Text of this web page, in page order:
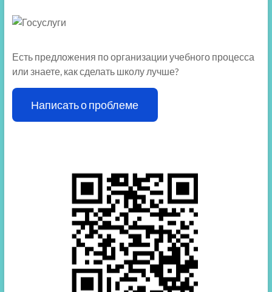
Есть предложения по организации учебного процесса
или знаете, как сделать школу лучше?
Написать о проблеме